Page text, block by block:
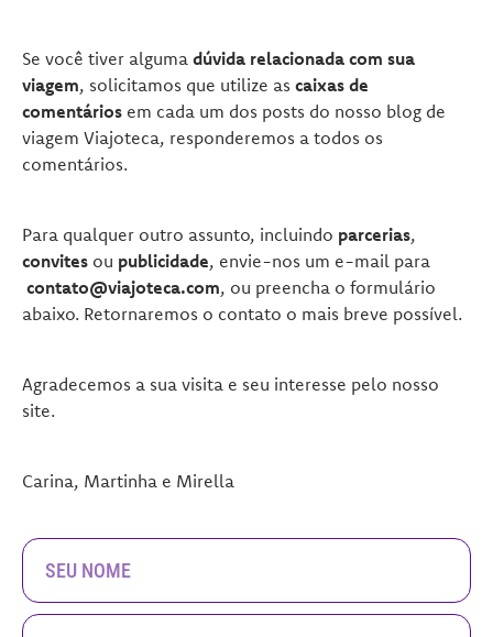
Se você tiver alguma dúvida relacionada com sua
viagem, solicitamos que utilize as caixas de
comentários em cada um dos posts do nosso blog de
viagem Viajoteca, responderemos a todos os
comentários.
Para qualquer outro assunto, incluindo parcerias,
convites ou publicidade, envie-nos um e-mail para
contato@viajoteca.com, ou preencha o formulário
abaixo. Retornaremos o contato o mais breve possível.
Agradecemos a sua visita e seu interesse pelo nosso
site.
Carina, Martinha e Mirella